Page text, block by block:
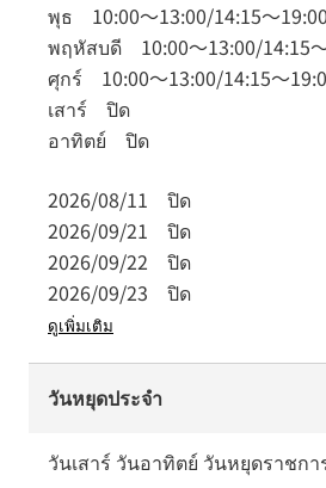
พุธ 10:00～13:00/14:15～19:00
พฤหัสบดี 10:00～13:00/14:15
ศุกร์ 10:00～13:00/14:15～
เสาร์ ปิด
อาทิตย์ ปิด
2026/08/11 ปิด
2026/09/21 ปิด
2026/09/22 ปิด
2026/09/23 ปิด
ดูเพิ่มเติม
วันหยุดประจำ
วันเสาร์ วันอาทิตย์ วันหยุดราชก